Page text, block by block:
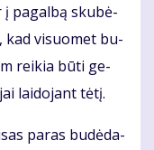
į pa­gal­bą sku­bė­
kad vi­suo­met bu­
rei­kia bū­ti ge­
lai­do­jant tė­tį.
pa­ras bu­dė­da­